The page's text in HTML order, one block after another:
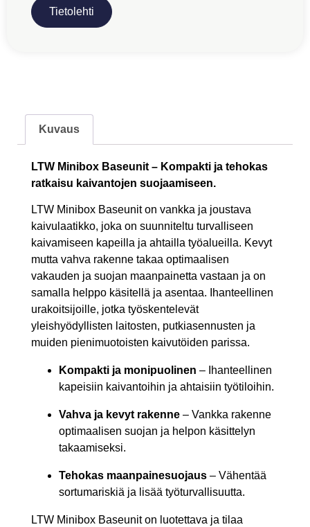
Tietolehti
Kuvaus
LTW Minibox Baseunit – Kompakti ja tehokas
ratkaisu kaivantojen suojaamiseen.
LTW Minibox Baseunit on vankka ja joustava
kaivulaatikko, joka on suunniteltu turvalliseen
kaivamiseen kapeilla ja ahtailla työalueilla. Kevyt
mutta vahva rakenne takaa optimaalisen
vakauden ja suojan maanpainetta vastaan ja on
samalla helppo käsitellä ja asentaa. Ihanteellinen
urakoitsijoille, jotka työskentelevät
yleishyödyllisten laitosten, putkiasennusten ja
muiden pienimuotoisten kaivutöiden parissa.
Kompakti ja monipuolinen – Ihanteellinen
kapeisiin kaivantoihin ja ahtaisiin työtiloihin.
Vahva ja kevyt rakenne – Vankka rakenne
optimaalisen suojan ja helpon käsittelyn
takaamiseksi.
Tehokas maanpainesuojaus – Vähentää
sortumariskiä ja lisää työturvallisuutta.
LTW Minibox Baseunit on luotettava ja tilaa